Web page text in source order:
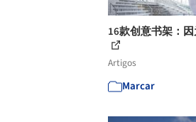
16款创意书架：
Artigos
Marcar